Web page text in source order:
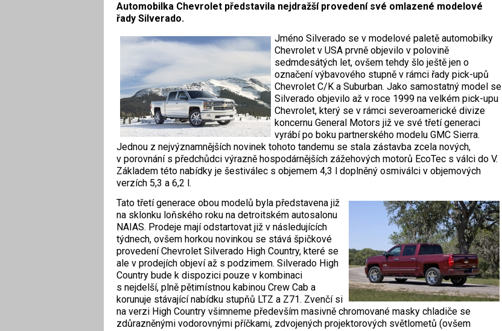
Automobilka Chevrolet představila nejdražší provedení své omlazené modelové
řady Silverado.
Jméno Silverado se v modelové paletě automobilky
Chevrolet v USA prvně objevilo v polovině
sedmdesátých let, ovšem tehdy šlo ještě jen o
označení výbavového stupně v rámci řady pick-upů
Chevrolet C/K a Suburban. Jako samostatný model se
Silverado objevilo až v roce 1999 na velkém pick-upu
Chevrolet, který se v rámci severoamerické divize
koncernu General Motors již ve své třetí generaci
vyrábí po boku partnerského modelu GMC Sierra.
Jednou z nejvýznamnějších novinek tohoto tandemu se stala zástavba zcela nových,
v porovnání s předchůdci výrazně hospodárnějších zážehových motorů EcoTec s válci do V.
Základem této nabídky je šestiválec s objemem 4,3 l doplněný osmiválci v objemových
verzích 5,3 a 6,2 l.
Tato třetí generace obou modelů byla představena již
na sklonku loňského roku na detroitském autosalonu
NAIAS. Prodeje mají odstartovat již v následujících
týdnech, ovšem horkou novinkou se stává špičkové
provedení Chevrolet Silverado High Country, které se
ale v prodejích objeví až s podzimem. Silverado High
Country bude k dispozici pouze v kombinaci
s nejdelší, plně pětimístnou kabinou Crew Cab a
korunuje stávající nabídku stupňů LTZ a Z71. Zvenčí si
na verzi High Country všimneme především masivně chromované masky chladiče se
zdůrazněnými vodorovnými příčkami, zdvojených projektorových světlometů (ovšem